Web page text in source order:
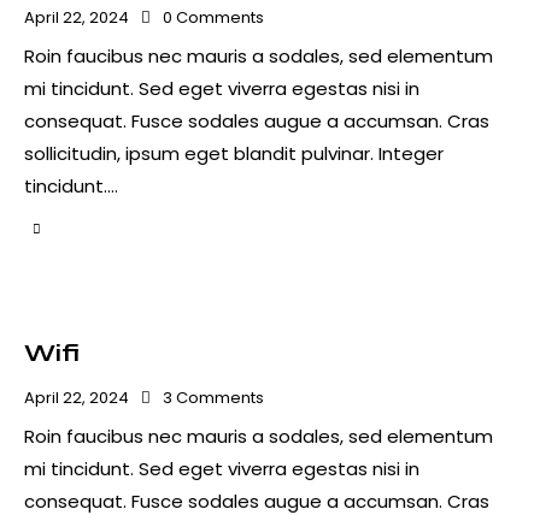
April 22, 2024 0 Comments
Roin faucibus nec mauris a sodales, sed elementum
mi tincidunt. Sed eget viverra egestas nisi in
consequat. Fusce sodales augue a accumsan. Cras
sollicitudin, ipsum eget blandit pulvinar. Integer
tincidunt.…
Wifi
April 22, 2024 3 Comments
Roin faucibus nec mauris a sodales, sed elementum
mi tincidunt. Sed eget viverra egestas nisi in
consequat. Fusce sodales augue a accumsan. Cras